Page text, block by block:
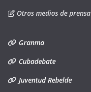
Otros medios de prensa
Granma
Cubadebate
Juventud Rebelde